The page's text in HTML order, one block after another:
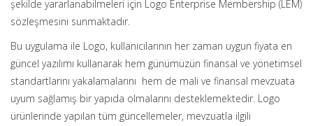
şekilde yararlanabilmeleri için Logo Enterprise Membership (LEM)
sözleşmesini sunmaktadır.
Bu uygulama ile Logo, kullanıcılarının her zaman uygun fiyata en
güncel yazılımı kullanarak hem günümüzün finansal ve yönetimsel
standartlarını yakalamalarını hem de mali ve finansal mevzuata
uyum sağlamış bir yapıda olmalarını desteklemektedir. Logo
ürünlerinde yapılan tüm güncellemeler, mevzuatla ilgili